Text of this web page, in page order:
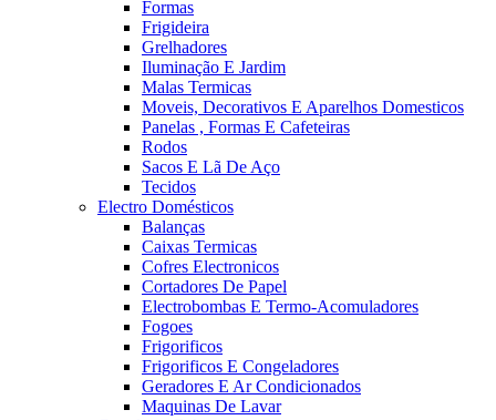
Formas
Frigideira
Grelhadores
Iluminação E Jardim
Malas Termicas
Moveis, Decorativos E Aparelhos Domesticos
Panelas , Formas E Cafeteiras
Rodos
Sacos E Lã De Aço
Tecidos
Electro Domésticos
Balanças
Caixas Termicas
Cofres Electronicos
Cortadores De Papel
Electrobombas E Termo-Acomuladores
Fogoes
Frigorificos
Frigorificos E Congeladores
Geradores E Ar Condicionados
Maquinas De Lavar